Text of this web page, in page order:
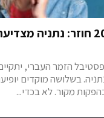
2024, פסטיבל הזמר
בשלושה מוקדים
מקור. לא בכדי...